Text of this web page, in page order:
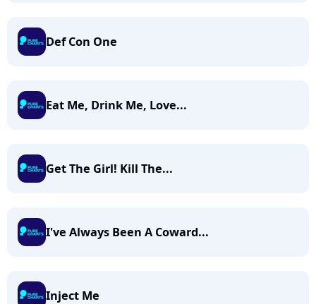
Def Con One
Eat Me, Drink Me, Love...
Get The Girl! Kill The...
I've Always Been A Coward...
Inject Me